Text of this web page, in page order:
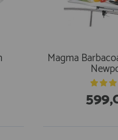
Magma